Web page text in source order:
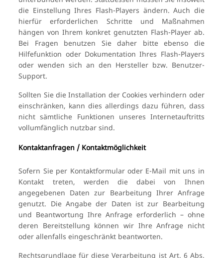
die Einstellung Ihres Flash-Players ändern. Auch die
hierfür erforderlichen Schritte und Maßnahmen
hängen von Ihrem konkret genutzten Flash-Player ab.
Bei Fragen benutzen Sie daher bitte ebenso die
Hilfefunktion oder Dokumentation Ihres Flash-Players
oder wenden sich an den Hersteller bzw. Benutzer-
Support.
Sollten Sie die Installation der Cookies verhindern oder
einschränken, kann dies allerdings dazu führen, dass
nicht sämtliche Funktionen unseres Internetauftritts
vollumfänglich nutzbar sind.
Kontaktanfragen / Kontaktmöglichkeit
Sofern Sie per Kontaktformular oder E-Mail mit uns in
Kontakt treten, werden die dabei von Ihnen
angegebenen Daten zur Bearbeitung Ihrer Anfrage
genutzt. Die Angabe der Daten ist zur Bearbeitung
und Beantwortung Ihre Anfrage erforderlich – ohne
deren Bereitstellung können wir Ihre Anfrage nicht
oder allenfalls eingeschränkt beantworten.
Rechtsgrundlage für diese Verarbeitung ist Art. 6 Abs.